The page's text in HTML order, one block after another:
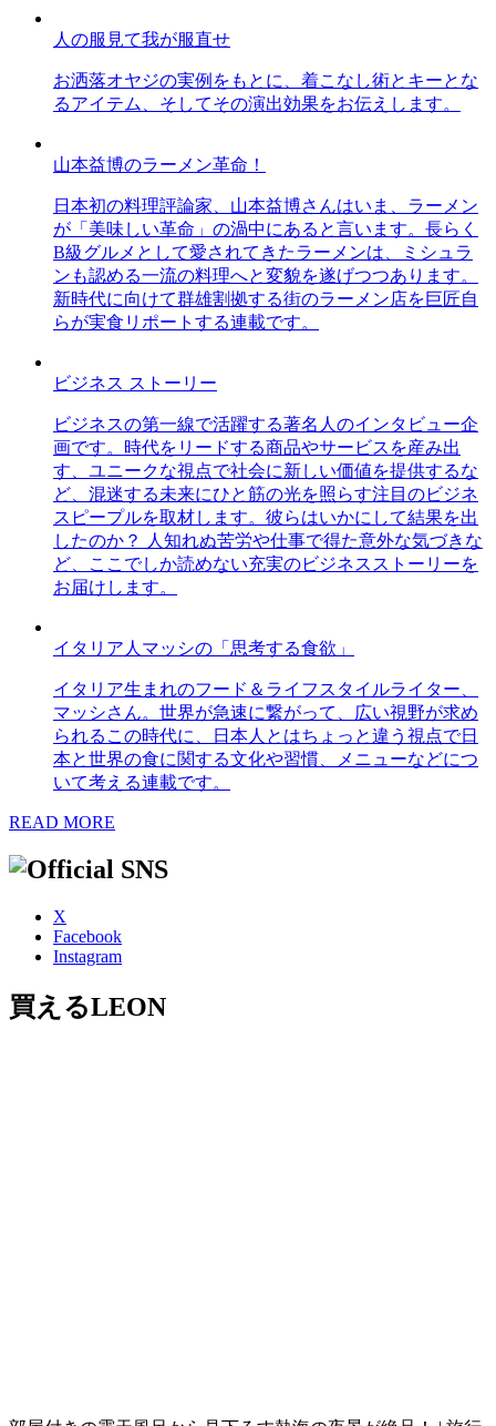
人の服見て我が服直せ
お洒落オヤジの実例をもとに、着こなし術とキーとな
るアイテム、そしてその演出効果をお伝えします。
山本益博のラーメン革命！
日本初の料理評論家、山本益博さんはいま、ラーメン
が「美味しい革命」の渦中にあると言います。長らく
B級グルメとして愛されてきたラーメンは、ミシュラ
ンも認める一流の料理へと変貌を遂げつつあります。
新時代に向けて群雄割拠する街のラーメン店を巨匠自
らが実食リポートする連載です。
ビジネス ストーリー
ビジネスの第一線で活躍する著名人のインタビュー企
画です。時代をリードする商品やサービスを産み出
す、ユニークな視点で社会に新しい価値を提供するな
ど、混迷する未来にひと筋の光を照らす注目のビジネ
スピープルを取材します。彼らはいかにして結果を出
したのか？ 人知れぬ苦労や仕事で得た意外な気づきな
ど、ここでしか読めない充実のビジネスストーリーを
お届けします。
イタリア人マッシの「思考する食欲」
イタリア生まれのフード＆ライフスタイルライター、
マッシさん。世界が急速に繋がって、広い視野が求め
られるこの時代に、日本人とはちょっと違う視点で日
本と世界の食に関する文化や習慣、メニューなどにつ
いて考える連載です。
READ MORE
X
Facebook
Instagram
買えるLEON